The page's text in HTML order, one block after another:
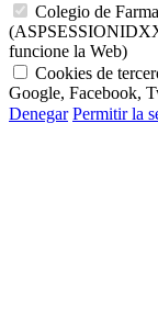
Colegio de
funcione la Web)
Cookies de
Google, Facebook,
Denegar Permitir la